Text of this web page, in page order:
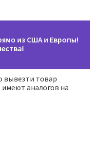
из США и Европы!
вывезти товар
аналогов на